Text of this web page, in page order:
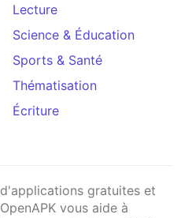
Lecture
Science & Éducation
Sports & Santé
Thématisation
Écriture
gratuites et
vous aide à